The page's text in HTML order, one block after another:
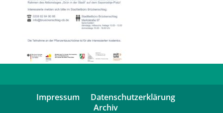
Impressum
Datenschutzerklärung
Archiv